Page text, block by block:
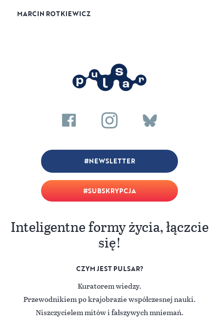
MARCIN ROTKIEWICZ
SUBSKRYPCJA
NEWSLETTER
Inteligentne formy życia, łączcie
się!
CZYM JEST PULSAR?
Kuratorem wiedzy.
Przewodnikiem po krajobrazie współczesnej nauki.
Niszczycielem mitów i fałszywych mniemań.